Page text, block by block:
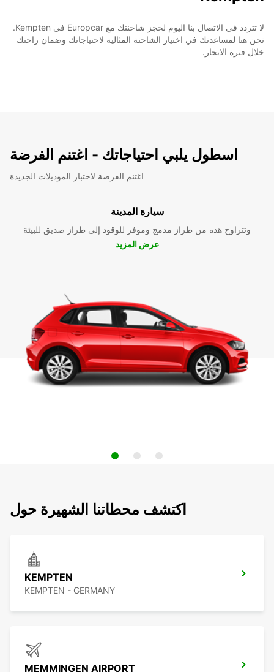
لا تتردد في الاتصال بنا اليوم لحجز شاحنتك مع Europcar في Kempten.
نحن هنا لمساعدتك في اختيار الشاحنة المثالية لاحتياجاتك وضمان راحتك
خلال فترة الايجار.
اسطول يلبي احتياجاتك - اغتنم الفرضة
اغتنم الفرصة لاختبار الموديلات الجديدة
سيارة المدينة
وتتراوح هذه من طراز مدمج وموفر للوقود إلى طراز صديق للبيئة
عرض المزيد
اكتشف محطاتنا الشهيرة حول
KEMPTEN
KEMPTEN - GERMANY
MEMMINGEN AIRPORT